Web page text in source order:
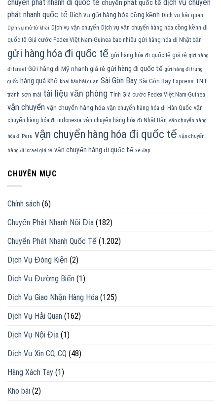
chuyển phát nhanh đi quốc tế chuyển phát quốc tế dịch vụ chuyển
phát nhanh quốc tế Dịch vụ gửi hàng hóa cồng kềnh Dịch vụ hải quan
Dịch vụ mở tờ khai Dịch vụ vận chuyển Dịch vụ vận chuyển hàng hóa cồng kềnh đi
quốc tê Giá cước Fedex Việt Nam-Guinea bao nhiêu gửi hàng hóa đi Nhật bản
gửi hàng hóa đi quốc tế gửi hàng hóa đi quốc tế giá rẻ gửi hàng
đi Israel Gửi hàng đi Mỹ nhanh giá rẻ gửi hàng đi quốc tế gửi hàng đi trung
quốc hàng quá khổ khai báo hải quan Sài Gòn Bay Sài Gòn Bay Express TNT
tranh sơn mài tài liệu văn phòng Tính Giá cước Fedex Việt Nam-Guinea
vận chuyển vận chuyển hàng hóa vận chuyển hàng hóa đi Hàn Quốc vận
chuyển hàng hóa đi indonesia vận chuyển hàng hóa đi Nhật Bản vận chuyển hàng
hóa đi Peru vận chuyển hàng hóa đi quốc tế vận chuyển
hàng đi israel giá rẻ vận chuyển hàng đi quốc tế xe đạp
CHUYÊN MỤC
Chính sách (6)
Chuyển Phát Nhanh Nội Địa (182)
Chuyển Phát Nhanh Quốc Tế (1.202)
Dịch Vụ Đóng Kiện (2)
Dịch Vụ Đường Biển (1)
Dịch Vụ Giao Nhận Hàng Hóa (125)
Dịch Vụ Hải Quan (162)
Dịch Vụ Nội Địa (1)
Dịch Vụ Xin CO, CQ (48)
Hàng Xách Tay (1)
Kho bãi (2)